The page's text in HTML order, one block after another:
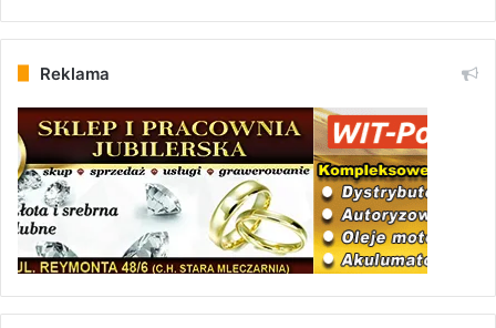
Reklama